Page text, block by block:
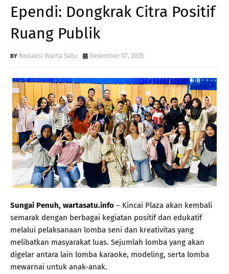
Ependi: Dongkrak Citra Positif
Ruang Publik
Redaksi Warta Satu Desember 07, 2025
Sungai Penuh, wartasatu.info – Kincai Plaza akan kembali
semarak dengan berbagai kegiatan positif dan edukatif
melalui pelaksanaan lomba seni dan kreativitas yang
melibatkan masyarakat luas. Sejumlah lomba yang akan
digelar antara lain lomba karaoke, modeling, serta lomba
mewarnai untuk anak-anak.